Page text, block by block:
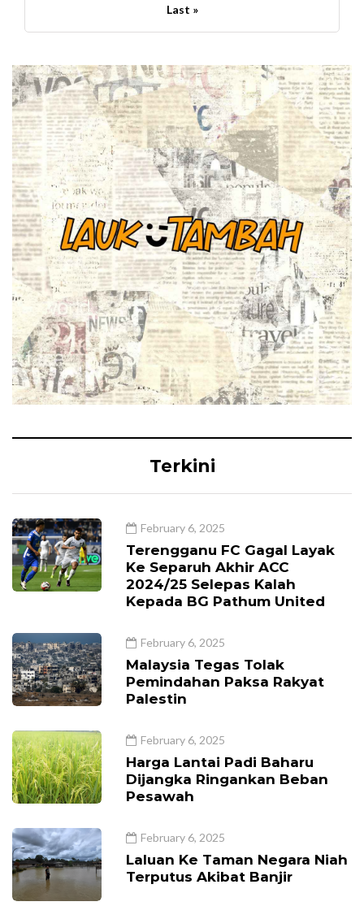
Last »
Terkini
February 6, 2025
Terengganu FC Gagal Layak
Ke Separuh Akhir ACC
2024/25 Selepas Kalah
Kepada BG Pathum United
February 6, 2025
Malaysia Tegas Tolak
Pemindahan Paksa Rakyat
Palestin
February 6, 2025
Harga Lantai Padi Baharu
Dijangka Ringankan Beban
Pesawah
February 6, 2025
Laluan Ke Taman Negara Niah
Terputus Akibat Banjir